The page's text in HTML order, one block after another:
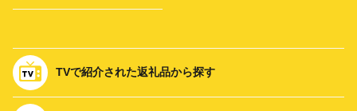
TVで紹介された返礼品から探す